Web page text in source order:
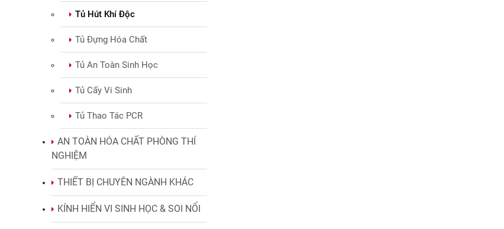
Tủ Hút Khí Độc
Tủ Đựng Hóa Chất
Tủ An Toàn Sinh Học
Tủ Cấy Vi Sinh
Tủ Thao Tác PCR
AN TOÀN HÓA CHẤT PHÒNG THÍ
NGHIỆM
THIẾT BỊ CHUYÊN NGÀNH KHÁC
KÍNH HIỂN VI SINH HỌC & SOI NỔI